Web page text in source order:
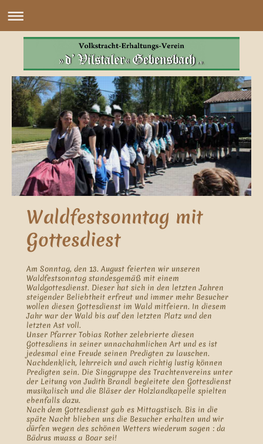
Waldfestsonntag mit
Gottesdiest
Am Sonntag, den 13. August feierten wir unseren
Waldfestsonntag standesgemäß mit einem
Waldgottesdienst. Dieser hat sich in den letzten Jahren
steigender Beliebtheit erfreut und immer mehr Besucher
wollen diesen Gottesdienst im Wald mitfeiern. In diesem
Jahr war der Wald bis auf den letzten Platz und den
letzten Ast voll.
Unser Pfarrer Tobias Rother zelebrierte diesen
Gottesdiens in seiner unnachahmlichen Art und es ist
jedesmal eine Freude seinen Predigten zu lauschen.
Nachdenklich, lehrreich und auch richtig lustig können
Predigten sein. Die Singgruppe des Trachtenvereins unter
der Leitung von Judith Brandl begleitete den Gottesdienst
musikalisch und die Bläser der Holzlandkapelle spielten
ebenfalls dazu.
Nach dem Gottesdienst gab es Mittagstisch. Bis in die
späte Nacht blieben uns die Besucher erhalten und wir
dürfen wegen des schönen Wetters wiederum sagen : da
Bädrus muass a Boar sei!